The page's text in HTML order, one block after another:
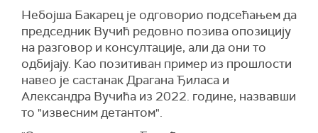
Небојша Бакарец је одговорио подсећањем да
председник Вучић редовно позива опозицију
на разговор и консултације, али да они то
одбијају. Као позитиван пример из прошлости
навео је састанак Драгана Ђиласа и
Александра Вучића из 2022. године, назвавши
то "извесним детантом".